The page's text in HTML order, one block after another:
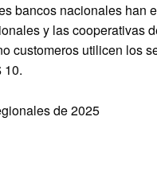
bancos nacionales han
y las cooperativas
customeros utilicen los
10.
de 2025